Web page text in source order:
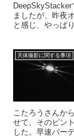
ましたが、昨夜
と感じ、やっぱ
天体撮影に関する事項
こたろうさんか
せて、そのピン
した。早速バー